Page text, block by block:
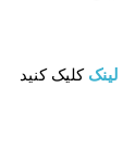
لینک کلیک کنید